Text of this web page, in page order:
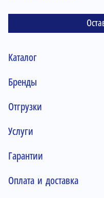
Каталог
Бренды
Отгрузки
Услуги
Гарантии
Оплата и доставка